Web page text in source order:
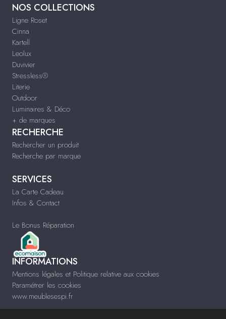
NOS COLLECTIONS
Ligne Roset
Cinna
Kartell
Leolux
Duvivier
Stressless®
Literie
Outdoor
Luminaires & Déco
+ de marques
RECHERCHE
Rechercher un produit
Recherche par marque
SERVICES
La Carte Cadeau
Infos & Contact
Le Bonus Réparation
INFORMATIONS
Mentions légales et Politique relative aux cookies
Paramétrer les cookies
www.meublesespi.fr